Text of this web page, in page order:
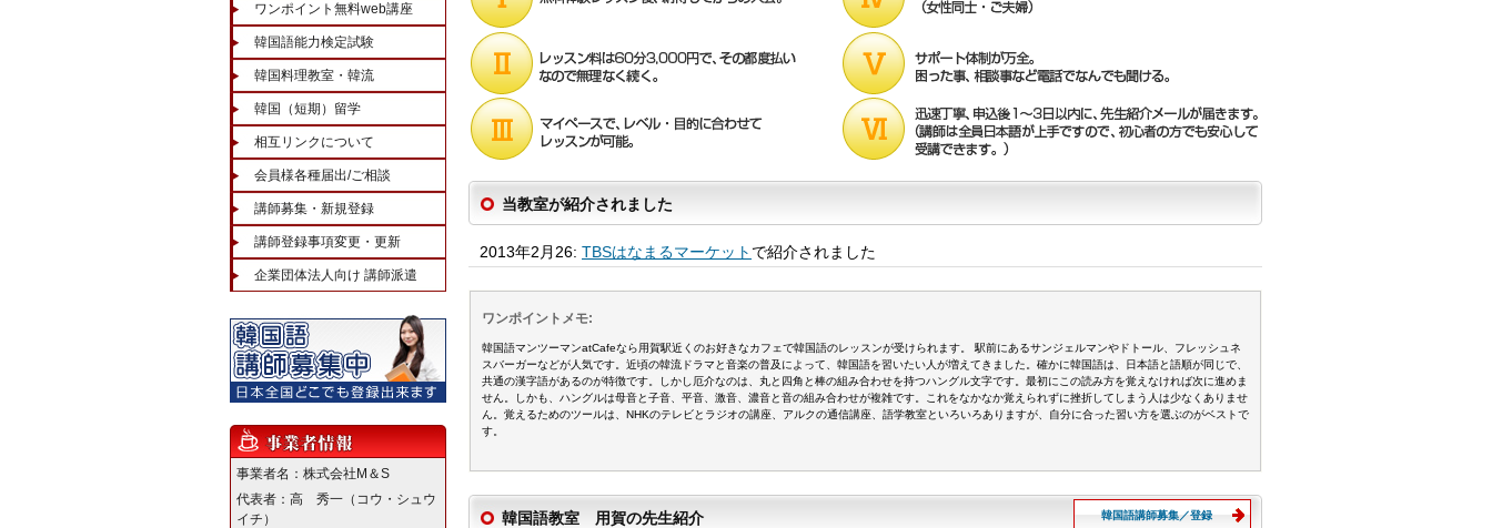
当教室が紹介されました
2013年2月26: TBSはなまるマーケット で紹介されました
ワンポイントメモ:
韓国語マンツーマンatCafeなら用賀駅近くのお好きなカフェで韓国語のレッスンが受けられます。 駅前にあるサンジェルマンやドトール、フレッシュネ
スバーガーなどが人気です。近頃の韓流ドラマと音楽の普及によって、韓国語を習いたい人が増えてきました。確かに韓国語は、日本語と語順が同じで、
共通の漢字語があるのが特徴です。しかし厄介なのは、丸と四角と棒の組み合わせを持つハングル文字です。最初にこの読み方を覚えなければ次に進めま
せん。しかも、ハングルは母音と子音、平音、激音、濃音と音の組み合わせが複雑です。これをなかなか覚えられずに挫折してしまう人は少なくありませ
ん。覚えるためのツールは、NHKのテレビとラジオの講座、アルクの通信講座、語学教室といろいろありますが、自分に合った習い方を選ぶのがベストで
す。
韓国語教室 用賀の先生紹介 韓国語講師募集／登録
ワンポイント無料web講座
韓国語能力検定試験
韓国料理教室・韓流
韓国（短期）留学
相互リンクについて
会員様各種届出/ご相談
講師募集・新規登録
講師登録事項変更・更新
企業団体法人向け 講師派遣
事業者名：株式会社M＆S
代表者：高 秀一（コウ・シュウ
イチ）